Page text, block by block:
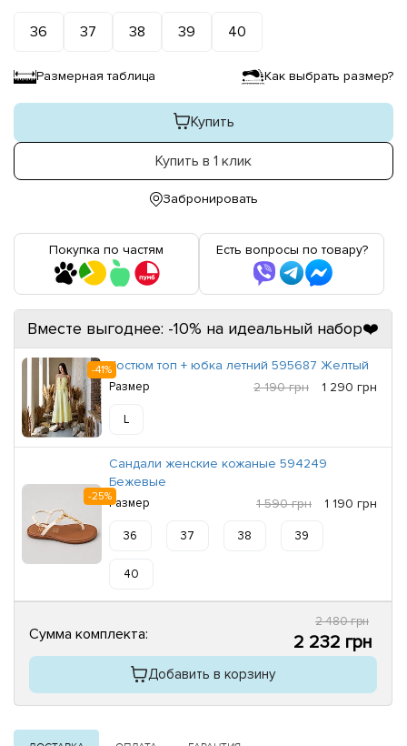
36 37 38 39 40
Размерная таблица Как выбрать размер?
Купить
Купить в 1 клик
Забронировать
Покупка по частям Есть вопросы по товару?
Вместе выгоднее: -10% на идеальный набор❤️
-41%Костюм топ + юбка летний 595687 Желтый
Размер 2 190 грн 1 290 грн
L
-25%
Сандали женские кожаные 594249
Бежевые
Размер 1 590 грн 1 190 грн
36 37 38 39
40
Сумма комплекта:
2 480 грн
2 232 грн
Добавить в корзину